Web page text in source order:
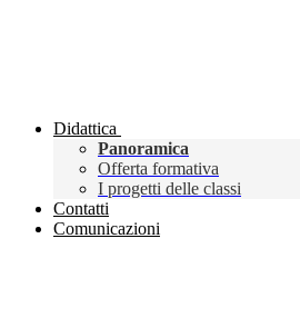
Didattica
Panoramica
Offerta formativa
I progetti delle classi
Contatti
Comunicazioni